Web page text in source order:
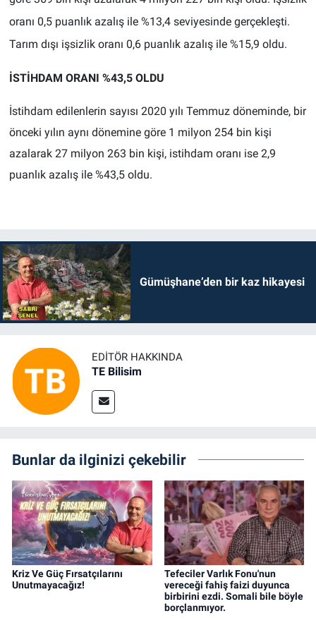
oranı 0,5 puanlık azalış ile %13,4 seviyesinde gerçekleşti.
Tarım dışı işsizlik oranı 0,6 puanlık azalış ile %15,9 oldu.
İSTİHDAM ORANI %43,5 OLDU
İstihdam edilenlerin sayısı 2020 yılı Temmuz döneminde, bir
önceki yılın aynı dönemine göre 1 milyon 254 bin kişi
azalarak 27 milyon 263 bin kişi, istihdam oranı ise 2,9
puanlık azalış ile %43,5 oldu.
Gümüşhane’den bir kaz hikayesi
EDITÖR HAKKINDA
TE Bilisim
Bunlar da ilginizi çekebilir
Kriz Ve Güç Fırsatçılarını
Unutmayacağız!
Tefeciler Varlık Fonu'nun
vereceği fahiş faizi duyunca
birbirini ezdi. Somali bile böyle
borçlanmıyor.